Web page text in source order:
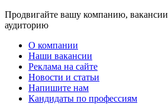
Продвигайте вашу компанию,
аудиторию
О компании
Наши вакансии
Реклама на сайте
Новости и статьи
Напишите нам
Кандидаты по профессиям